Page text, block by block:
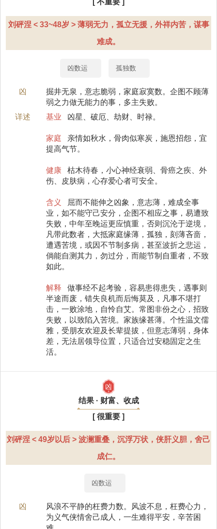
刘砰涅 < 33~48岁 > 薄弱无力，孤立无援，外祥内苦，谋事
难成。
凶数运 孤独数
凶
掘井无泉，意志脆弱，家庭寂寞数。企图不顾薄
弱之力做无能力的事，多主失败。
详述
基业 凶星、破厄、劫财、时禄。
家庭
亲情如秋水，骨肉似寒炭，施恩招怨，宜
提高气节。
健康
枯木待春，小心神经衰弱、骨癌之疾、外
伤、皮肤病，心存爱心者可安全。
含义
屈而不能伸之凶象，意志薄，难成全事
业，如不能守己安分，企图不相应之事，易遭致
失败，中年至晚运更应慎重，否则沉沦于逆境，
凡带此数者，大抵家庭缘薄，孤独，刻薄吝啬，
遭遇苦境，或因不节制多病，甚至波折之悲运，
倘能自测其力，勿过分，而能节制自重者，不致
如此。
解释
做事经不起考验，容易患得患失，遇事则
半途而废，错失良机而后悔莫及，凡事不堪打
击，一败涂地，自怜自艾。常图非份之心，招致
失败，以致陷入苦境。家族缘甚薄。个性温文儒
雅，受朋友欢迎及长辈提拔，但意志薄弱，身体
差，无法居领导位置，只适合过安稳固定之生
活。
凶
结果 · 财富、收成
[ 很重要 ]
刘砰涅 < 49岁以后 > 波澜重叠，沉浮万状，侠肝义胆，舍己
成仁。
凶数运
凶
风浪不平静的枉费力数。风波不息，枉费心力，
为义气侠情舍己成人，一生难得平安，辛苦困